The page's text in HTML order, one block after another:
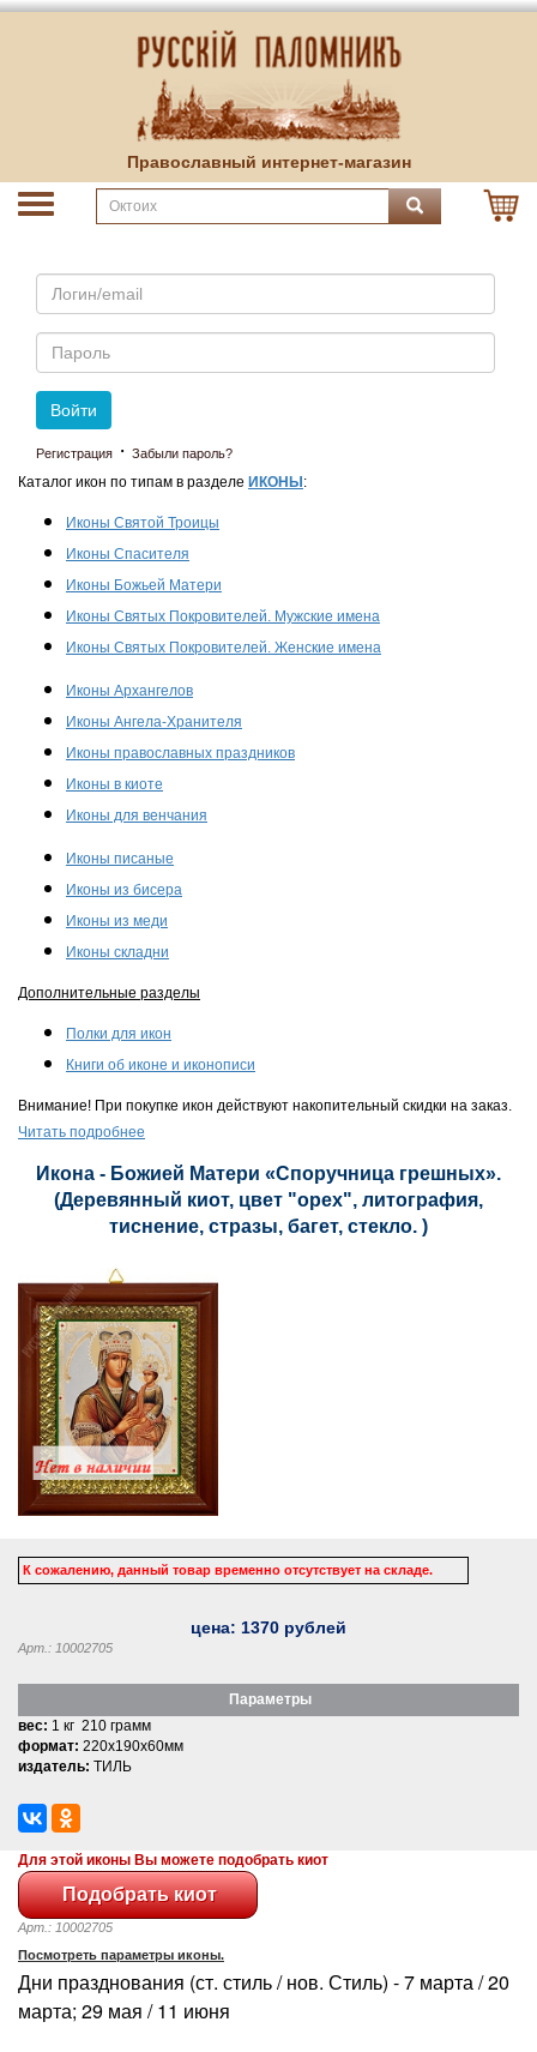
Православный интернет-магазин
Email
Пароль
Войти
Регистрация · Забыли пароль?
Каталог икон по типам в разделе ИКОНЫ :
Иконы Святой Троицы
Иконы Спасителя
Иконы Божьей Матери
Иконы Святых Покровителей. Мужские имена
Иконы Святых Покровителей. Женские имена
Иконы Архангелов
Иконы Ангела-Хранителя
Иконы православных праздников
Иконы в киоте
Иконы для венчания
Иконы писаные
Иконы из бисера
Иконы из меди
Иконы складни
Дополнительные разделы
Полки для икон
Книги об иконе и иконописи
Внимание! При покупке икон действуют накопительный скидки на заказ.
Читать подробнее
Икона - Божией Матери «Споручница грешных».
(Деревянный киот, цвет "орех", литография,
тиснение, стразы, багет, стекло. )
К сожалению, данный товар временно отсутствует на складе.
цена: 1370 рублей
Арт.: 10002705
Параметры
вес: 1 кг 210 грамм
формат: 220x190x60мм
издатель: ТИЛЬ
Для этой иконы Вы можете подобрать киот
Арт.: 10002705
Посмотреть параметры иконы.
Дни празднования (ст. стиль / нов. Стиль) - 7 марта / 20
марта; 29 мая / 11 июня